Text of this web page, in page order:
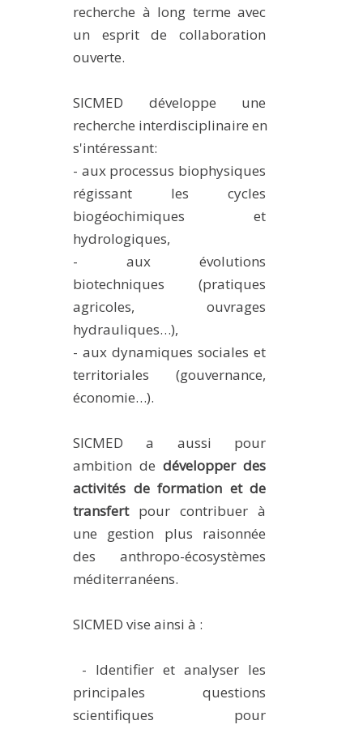
recherche à long terme avec
un esprit de collaboration
ouverte.
SICMED développe une
recherche interdisciplinaire en
s'intéressant:
- aux processus biophysiques
régissant les cycles
biogéochimiques et
hydrologiques,
- aux évolutions
biotechniques (pratiques
agricoles, ouvrages
hydrauliques…),
- aux dynamiques sociales et
territoriales (gouvernance,
économie…).
SICMED a aussi pour
ambition de développer des
activités de formation et de
transfertpour contribuer à
une gestion plus raisonnée
des anthropo-écosystèmes
méditerranéens.
SICMED vise ainsi à :
- Identifier et analyser les
principales questions
scientifiques pour